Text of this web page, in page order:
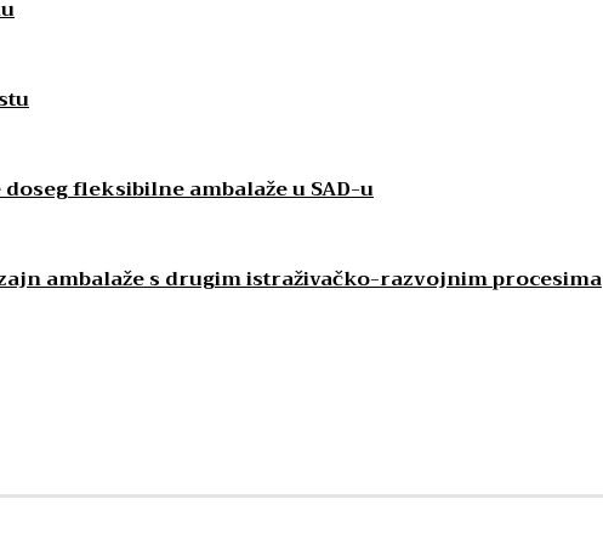
fleksibilne ambalaže u SAD-u
ambalaže s drugim istraživačko-razvojnim procesima